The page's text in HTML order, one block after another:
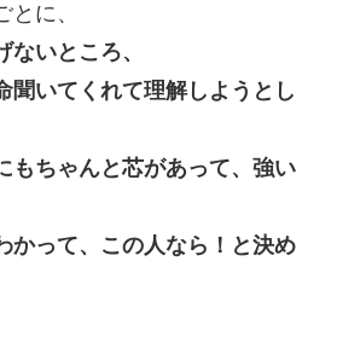
に、
いところ、
聞いてくれて理解しようとし
もちゃんと芯があって、強い
かって、この人なら！と決め